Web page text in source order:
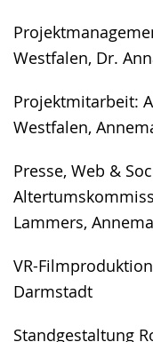
Westfalen, Dr.
Projektmitarbeit:
Westfalen,
Presse, Web &
Lammers,
VR-
Darmstadt
Standgestaltung